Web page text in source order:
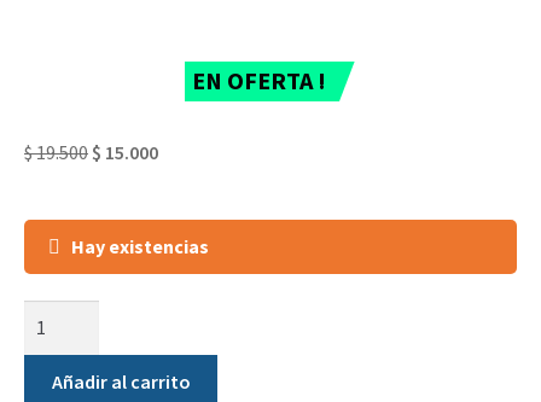
EN OFERTA !
$19.500 $ 15.000
Hay existencias
Añadir al carrito